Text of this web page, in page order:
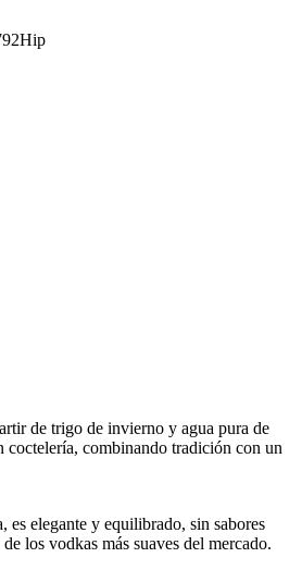
de trigo de invierno y agua pura de
coctelería, combinando tradición con un
es elegante y equilibrado, sin sabores
los vodkas más suaves del mercado.